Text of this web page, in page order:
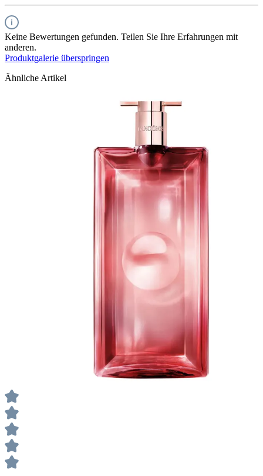
Keine Bewertungen gefunden. Teilen Sie Ihre Erfahrungen mit
anderen.
Produktgalerie überspringen
Ähnliche Artikel